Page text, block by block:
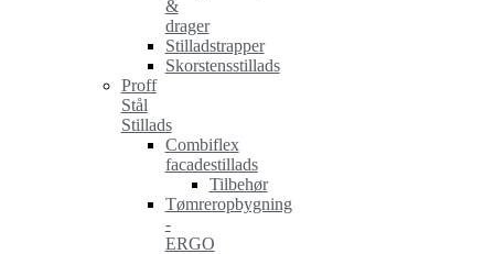
&
drager
Stilladstrapper
Skorstensstillads
Proff
Stål
Stillads
Combiflex
facadestillads
Tilbehør
Tømreropbygning
-
ERGO